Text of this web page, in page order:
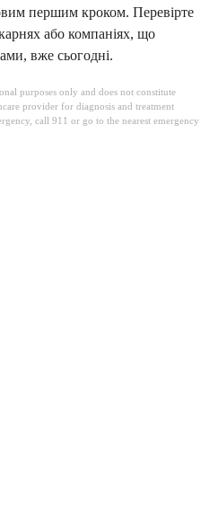
першим кроком. Перевірте
або компаніях, що
вже сьогодні.
purposes only and does not constitute
provider for diagnosis and treatment
call 911 or go to the nearest emergency